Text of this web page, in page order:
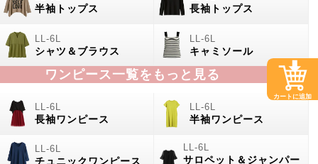
半袖トップス 長袖トップス
シャツ＆ブラウス キャミソール
ワンピース一覧をもっと見る
長袖ワンピース 半袖ワンピース
チュニックワンピース サロペット＆ジャンパー
カートに追加